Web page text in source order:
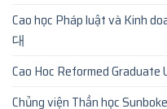
Cao học Pháp luật và Kinh
대
Cao Hoc Reformed
Chủng viện Thần học